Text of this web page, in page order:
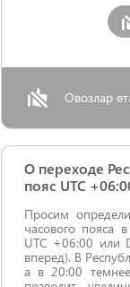
Овозлар
О переходе
пояс UTC
Просим
часового пояса
UTC +06:00 или
вперед). В
а в 20:00